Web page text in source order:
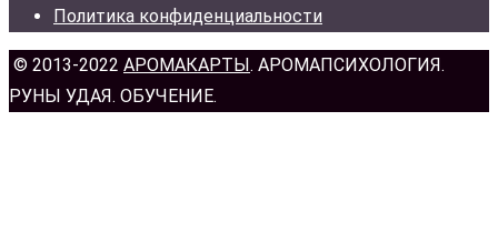
Политика конфиденциальности
© 2013-2022 АРОМАКАРТЫ . АРОМАПСИХОЛОГИЯ.
РУНЫ УДАЯ. ОБУЧЕНИЕ.